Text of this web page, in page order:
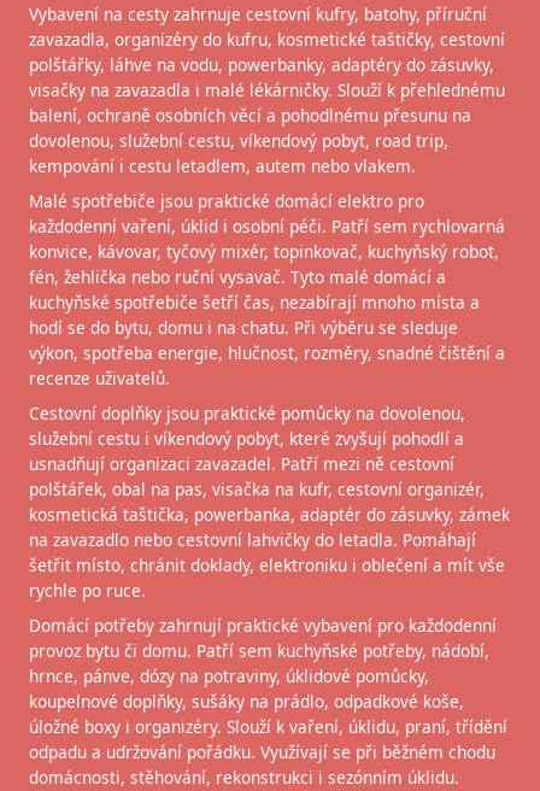
Vybavení na cesty zahrnuje cestovní kufry, batohy, příruční
zavazadla, organizéry do kufru, kosmetické taštičky, cestovní
polštářky, láhve na vodu, powerbanky, adaptéry do zásuvky,
visačky na zavazadla i malé lékárničky. Slouží k přehlednému
balení, ochraně osobních věcí a pohodlnému přesunu na
dovolenou, služební cestu, víkendový pobyt, road trip,
kempování i cestu letadlem, autem nebo vlakem.
Malé spotřebiče jsou praktické domácí elektro pro
každodenní vaření, úklid i osobní péči. Patří sem rychlovarná
konvice, kávovar, tyčový mixér, topinkovač, kuchyňský robot,
fén, žehlička nebo ruční vysavač. Tyto malé domácí a
kuchyňské spotřebiče šetří čas, nezabírají mnoho místa a
hodí se do bytu, domu i na chatu. Při výběru se sleduje
výkon, spotřeba energie, hlučnost, rozměry, snadné čištění a
recenze uživatelů.
Cestovní doplňky jsou praktické pomůcky na dovolenou,
služební cestu i víkendový pobyt, které zvyšují pohodlí a
usnadňují organizaci zavazadel. Patří mezi ně cestovní
polštářek, obal na pas, visačka na kufr, cestovní organizér,
kosmetická taštička, powerbanka, adaptér do zásuvky, zámek
na zavazadlo nebo cestovní lahvičky do letadla. Pomáhají
šetřit místo, chránit doklady, elektroniku i oblečení a mít vše
rychle po ruce.
Domácí potřeby zahrnují praktické vybavení pro každodenní
provoz bytu či domu. Patří sem kuchyňské potřeby, nádobí,
hrnce, pánve, dózy na potraviny, úklidové pomůcky,
koupelnové doplňky, sušáky na prádlo, odpadkové koše,
úložné boxy i organizéry. Slouží k vaření, úklidu, praní, třídění
odpadu a udržování pořádku. Využívají se při běžném chodu
domácnosti, stěhování, rekonstrukci i sezónním úklidu.